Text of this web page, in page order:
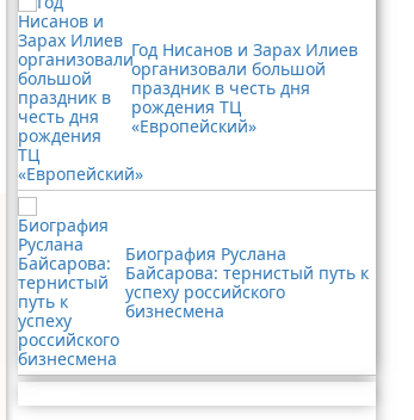
Год Нисанов и Зарах Илиев
организовали большой
праздник в честь дня
рождения ТЦ
«Европейский»
Биография Руслана
Байсарова: тернистый путь к
успеху российского
бизнесмена